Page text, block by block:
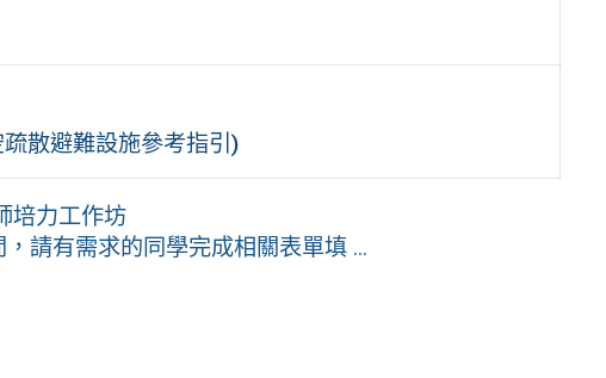
散避難設施參考指引)
培力工作坊
請有需求的同學完成相關表單填 ...